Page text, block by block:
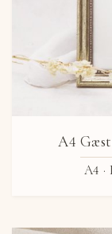
A4
A4 ·